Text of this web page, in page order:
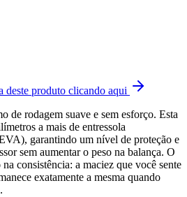
deste produto clicando aqui
de rodagem suave e sem esforço. Esta
a mais de entressola
garantindo um nível de proteção e
sem aumentar o peso na balança. O
consistência: a maciez que você sente
exatamente a mesma quando